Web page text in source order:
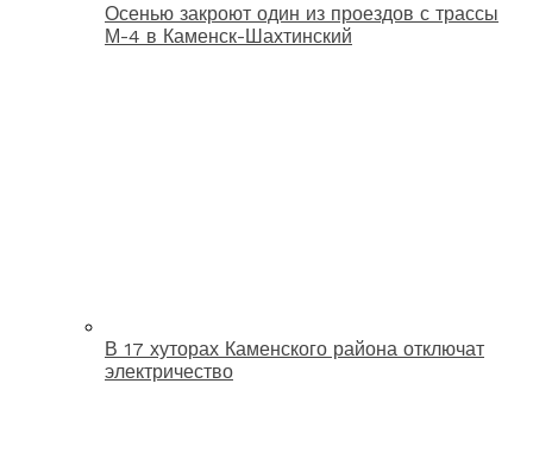
Осенью закроют один из проездов с трассы
М-4 в Каменск-Шахтинский
В 17 хуторах Каменского района отключат
электричество